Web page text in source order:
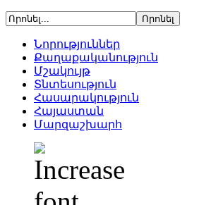
Նորություններ
Քաղաքականություն
Մշակույթ
Տնտեսություն
Հասարակություն
Հայաստան
Մարզաշխարհ